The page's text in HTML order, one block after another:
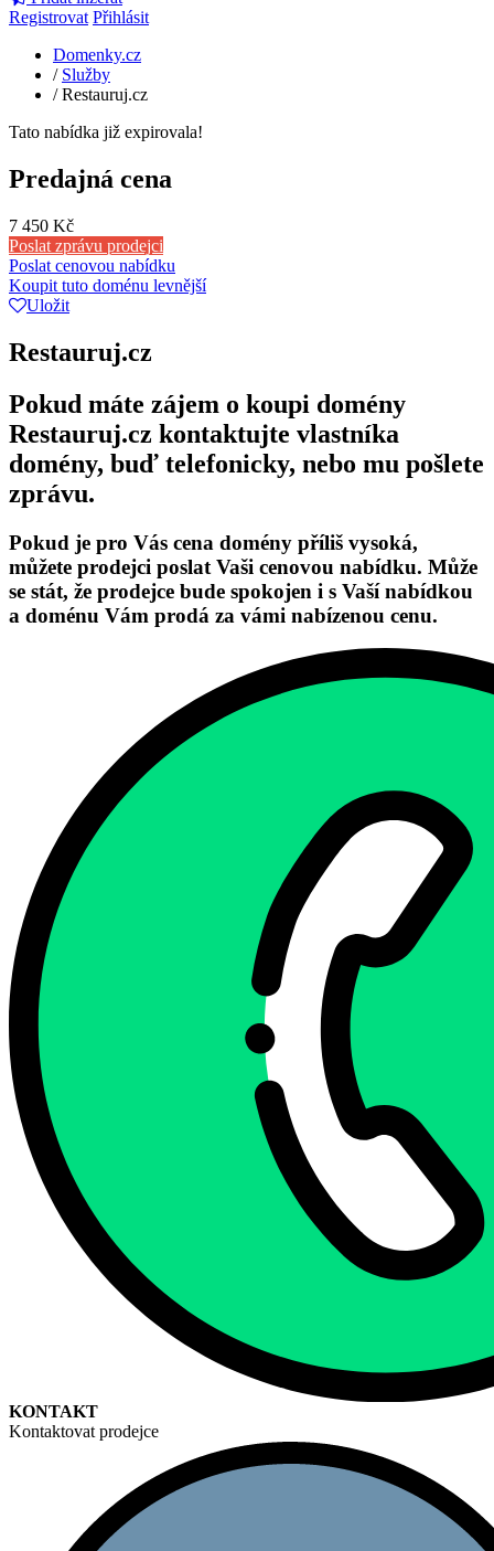
Registrovat Přihlásit
Domenky.cz
/ Služby
/Restauruj.cz
Tato nabídka již expirovala!
Predajná cena
7 450 Kč
Poslat zprávu prodejci
Poslat cenovou nabídku
Koupit tuto doménu levnější
Uložit
Restauruj.cz
Pokud máte zájem o koupi domény
Restauruj.cz kontaktujte vlastníka
domény, buď telefonicky, nebo mu pošlete
zprávu.
Pokud je pro Vás cena domény příliš vysoká,
můžete prodejci poslat Vaši cenovou nabídku. Může
se stát, že prodejce bude spokojen i s Vaší nabídkou
a doménu Vám prodá za vámi nabízenou cenu.
KONTAKT
Kontaktovat prodejce